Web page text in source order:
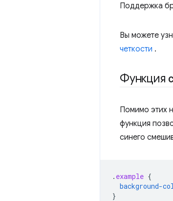
Поддержка
Вы можете
четкости .
Функция
Помимо этих
функция
синего
. example {
background-
}